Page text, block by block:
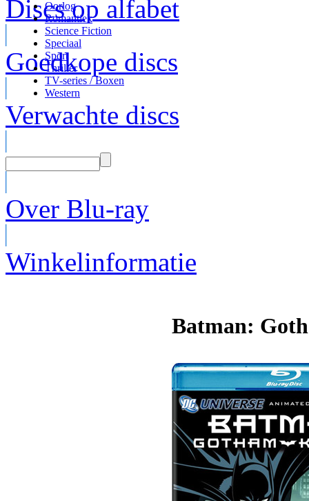
Discs op alfabet
Goedkope discs
Verwachte discs
Over Blu-ray
Winkelinformatie
Oorlog
Romantiek
Science Fiction
Speciaal
Sport
Thriller
TV-series / Boxen
Western
Batman: